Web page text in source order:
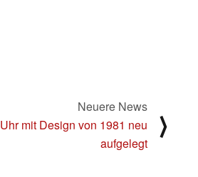
Neuere News
mit Design von 1981 neu
aufgelegt
⟩